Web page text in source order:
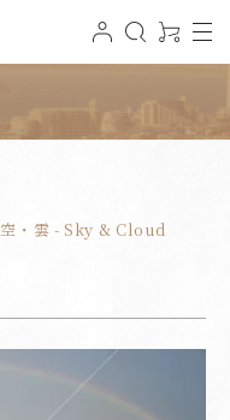
ロ
グ 索
0
ア
t
g
a
空・雲 - Sky & Cloud